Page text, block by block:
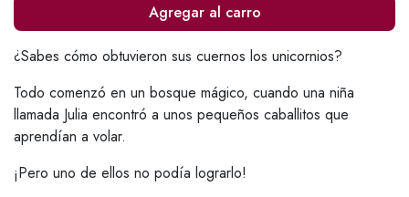
Agregar al carro
¿Sabes cómo obtuvieron sus cuernos los unicornios?
Todo comenzó en un bosque mágico, cuando una niña
llamada Julia encontró a unos pequeños caballitos que
aprendían a volar.
¡Pero uno de ellos no podía lograrlo!